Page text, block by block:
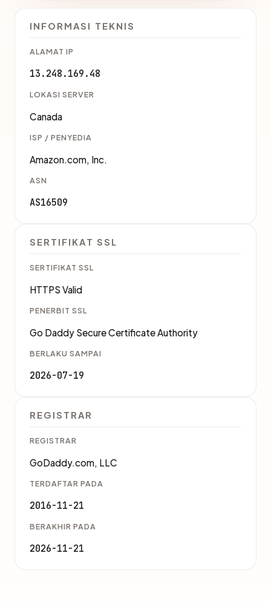
INFORMASI TEKNIS
ALAMAT IP
13.248.169.48
LOKASI SERVER
Canada
ISP / PENYEDIA
Amazon.com, Inc.
ASN
AS16509
SERTIFIKAT SSL
SERTIFIKAT SSL
HTTPS Valid
PENERBIT SSL
Go Daddy Secure Certificate Authority
BERLAKU SAMPAI
2026-07-19
REGISTRAR
REGISTRAR
GoDaddy.com, LLC
TERDAFTAR PADA
2016-11-21
BERAKHIR PADA
2026-11-21